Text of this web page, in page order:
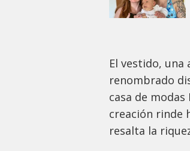
El vestido,
renombrado
casa de
creación rinde
resalta la